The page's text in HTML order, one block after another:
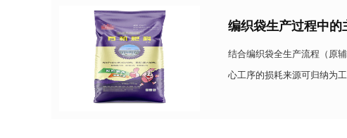
编织袋生产过程中的
结合编织袋全生产流程（
心工序的损耗来源可归纳为